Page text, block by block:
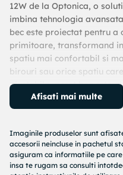
12W de la Optonica, o
imbina tehnologia
bec este proiectat pentru
primitoare, transformand
spatiu mai confortabil si
birouri sau orice spatiu
ajustabila, acest bec este
doresc sa controleze
Performanta luminoasa
luminos impresionant de
produce o lumina
Afisati mai multe
Imaginile produselor sunt
accesorii neincluse in pachetul
asiguram ca informatiile pe
insa te rugam sa consulti